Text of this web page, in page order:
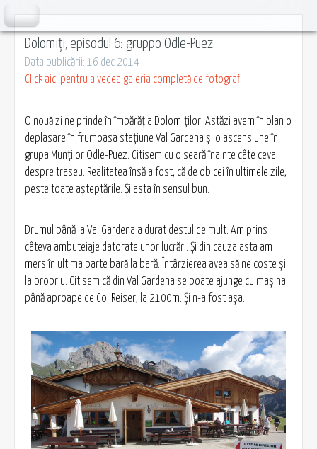
Dolomiți, episodul 6: gruppo Odle-Puez
Data publicării: 16 dec 2014
Click aici pentru a vedea galeria completă de fotografii
O nouă zi ne prinde în împărăţia Dolomiţilor. Astăzi avem în plan o
deplasare în frumoasa staţiune Val Gardena şi o ascensiune în
grupa Munţilor Odle-Puez. Citisem cu o seară înainte câte ceva
despre traseu. Realitatea însă a fost, că de obicei în ultimele zile,
peste toate aşteptările. Şi asta în sensul bun.
Drumul până la Val Gardena a durat destul de mult. Am prins
câteva ambuteiaje datorate unor lucrări. Şi din cauza asta am
mers în ultima parte bară la bară. Întârzierea avea să ne coste şi
la propriu. Citisem că din Val Gardena se poate ajunge cu maşina
până aproape de Col Reiser, la 2100m. Şi n-a fost aşa.